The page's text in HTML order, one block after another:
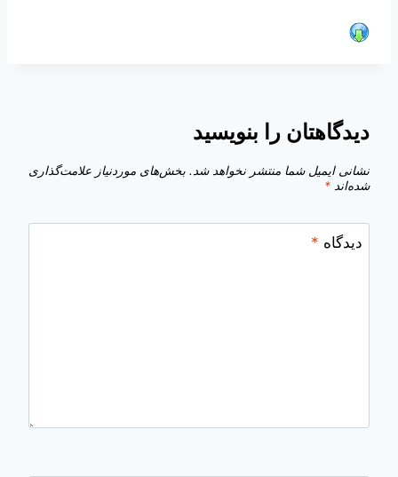
دیدگاهتان را بنویسید
نشانی ایمیل شما منتشر نخواهد شد. بخش‌های موردنیاز علامت‌گذاری
شده‌اند *
دیدگاه *